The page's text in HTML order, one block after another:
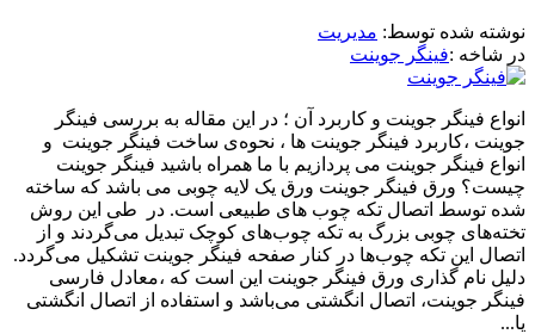
نوشته شده توسط: مدیریت
در شاخه :فینگر جوینت
انواع فینگر جوینت و کاربرد آن ؛ در این مقاله به بررسی فینگر
جوینت ،کاربرد فینگر جوینت ها ، نحوه‌ی ساخت فینگر جوینت و
انواع فینگر جوینت می پردازیم با ما همراه باشید فینگر جوینت
چیست؟ ورق فینگر جوینت ورق یک لایه چوبی می باشد که ساخته
شده توسط اتصال تکه چوب های طبیعی است. در طی این روش
تخته‌های چوبی بزرگ به تکه چوب‌های کوچک تبدیل می‌گردند و از
اتصال این تکه چوب‌ها در کنار صفحه فینگر جوینت تشکیل می‌گردد.
دلیل نام گذاری ورق فینگر جوینت این است که ،معادل فارسی
فینگر جوینت، اتصال انگشتی می‌باشد و استفاده از اتصال انگشتی
یا...